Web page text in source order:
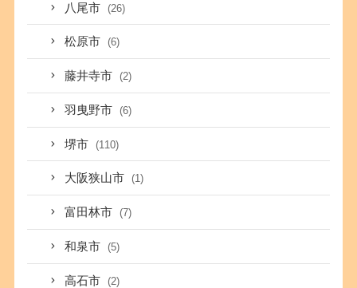
八尾市 (26)
松原市 (6)
藤井寺市 (2)
羽曳野市 (6)
堺市 (110)
大阪狭山市 (1)
富田林市 (7)
和泉市 (5)
高石市 (2)